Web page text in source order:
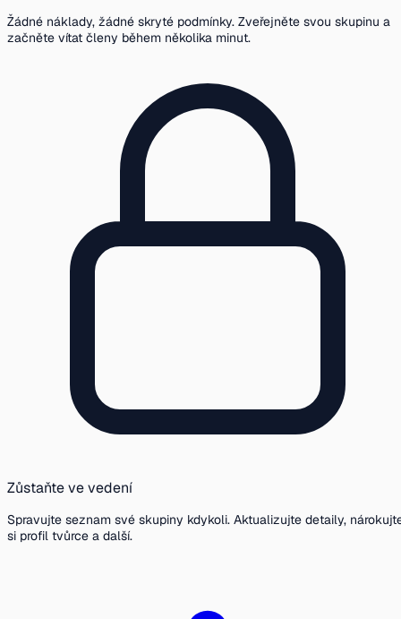
Žádné náklady, žádné skryté podmínky. Zveřejněte svou skupinu a
začněte vítat členy během několika minut.
Zůstaňte ve vedení
Spravujte seznam své skupiny kdykoli. Aktualizujte detaily,
si profil tvůrce a další.